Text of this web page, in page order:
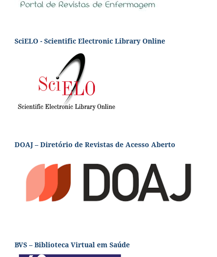
SciELO - Scientific Electronic Library Online
DOAJ – Diretório de Revistas de Acesso Aberto
BVS – Biblioteca Virtual em Saúde